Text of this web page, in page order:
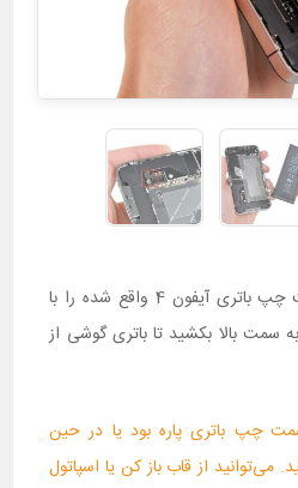
نوار پلاستیکی که در سمت چپ باتری آیفون 4 واقع شده را با
سمت بالا بکشید تا باتری گوشی از
چپ باتری پاره بود یا در حین
می‌توانید از قاب باز کن یا اسپاتول